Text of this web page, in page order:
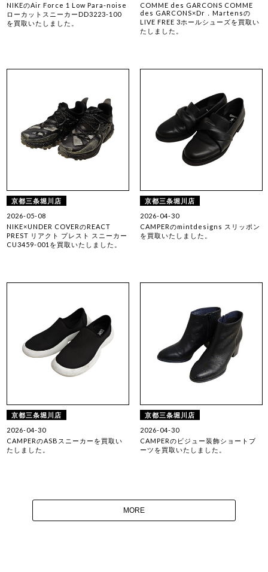
NIKEのAir Force 1 Low Para-noise
ローカットスニーカーDD3223-100
を買取いたしました。
COMME des GARCONS COMME
des GARCONS×Dr．Martensの
LIVE FREE 3ホールシューズを買取い
たしました。
京都三条堀川店
2026-05-08
NIKE×UNDER COVERのREACT
PREST リアクト プレスト スニーカー
CU3459-001を買取いたしました。
京都三条堀川店
2026-04-30
CAMPERのmintdesigns スリッポン
を買取いたしました。
京都三条堀川店
2026-04-30
CAMPERのASBスニーカーを買取い
たしました。
京都三条堀川店
2026-04-30
CAMPERのビジュー装飾ショートブ
ーツを買取いたしました。
MORE